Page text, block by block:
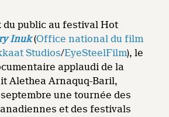
du public au festival Hot
Inuk(Office national du film
Studios/EyeSteelFilm), le
applaudi de la
Alethea Arnaquq-Baril,
une tournée des
et des festivals